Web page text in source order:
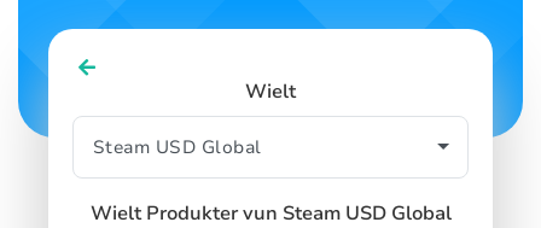
Wielt
Wielt Produkter vun Steam USD Global